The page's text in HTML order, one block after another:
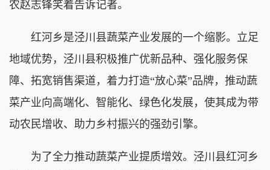
农赵志锋笑着告诉记者。
红河乡是泾川县蔬菜产业发展的一个缩影。立足
地域优势，泾川县积极推广优新品种、强化服务保
障、拓宽销售渠道，着力打造“放心菜”品牌，推动蔬
菜产业向高端化、智能化、绿色化发展，使其成为带
动农民增收、助力乡村振兴的强劲引擎。
为了全力推动蔬菜产业提质增效。泾川县红河乡